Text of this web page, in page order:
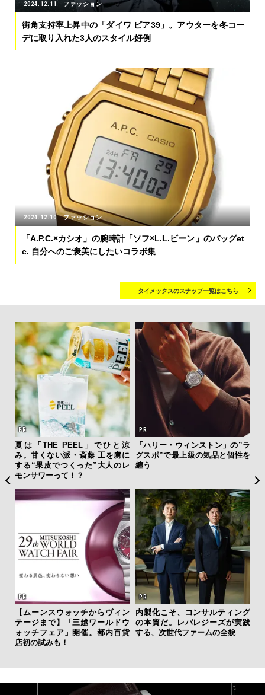
2024.12.11 ファッション
街角支持率上昇中の「ダイワ ピア39」。アウターを冬コー
デに取り入れた3人のスタイル好例
2024.12.10 ファッション
「A.P.C.×カシオ」の腕時計「ソフ×L.L.ビーン」のバッグet
c. 自分へのご褒美にしたいコラボ集
タイメックスのスナップ一覧はこちら
夏は「THE PEEL」でひと涼
み。甘くない派・斎藤 工を虜に
する“果皮でつくった”大人のレ
モンサワーって！？
「ハリー・ウィンストン」の”ラ
グスポ”で最上級の気品と個性を
纏う
【ムーンスウォッチからヴィン
テージまで】「三越ワールドウ
ォッチフェア」開催。都内百貨
店初の試みも！
内製化こそ、コンサルティング
の本質だ。レバレジーズが実践
する、次世代ファームの全貌
4